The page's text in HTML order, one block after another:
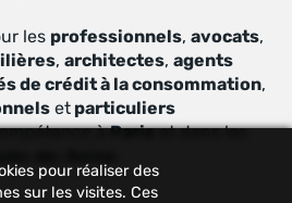
les professionnels, avocats,
, architectes, agents
de crédit à la consommation,
et particuliers
àPariset dans les
pour réaliser des
sur les visites. Ces